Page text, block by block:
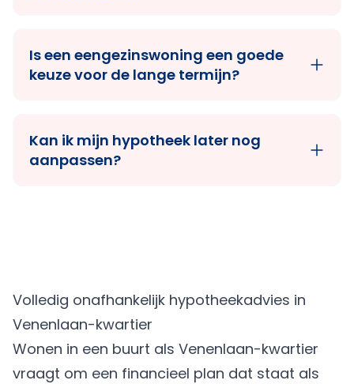
Is een eengezinswoning een goede
keuze voor de lange termijn?
Kan ik mijn hypotheek later nog
aanpassen?
Volledig onafhankelijk hypotheekadvies in
Venenlaan-kwartier
Wonen in een buurt als Venenlaan-kwartier
vraagt om een financieel plan dat staat als